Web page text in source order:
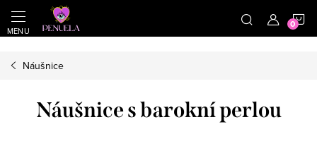
https://cz.pinterest.com/shoppenuela/
Přejít na obsah
Náušnice
Náušnice s barokní perlou